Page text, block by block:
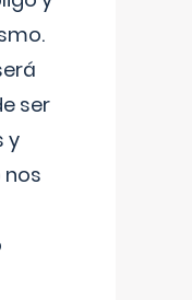
ser
y